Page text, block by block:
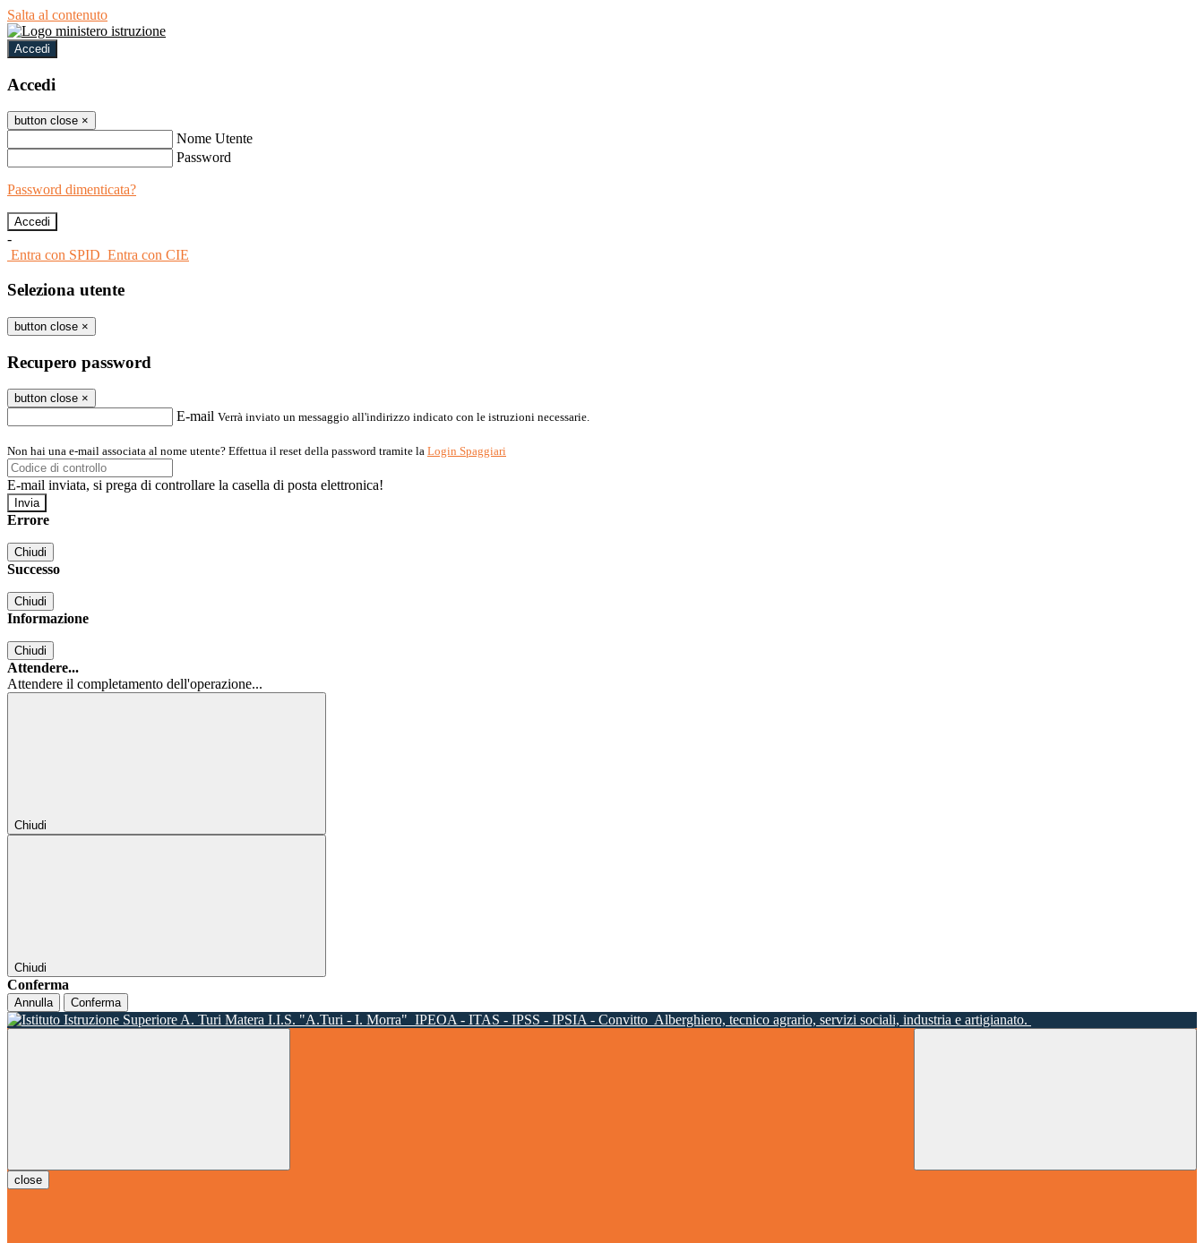
Salta al contenuto
Accedi
Accedi
button close ×
Nome Utente
Password
Password dimenticata?
-
Entra con SPID Entra con CIE
Seleziona utente
button close ×
Recupero password
button close ×
E-mail Verrà inviato un messaggio all'indirizzo indicato con le istruzioni necessarie.
Non hai una e-mail associata al nome utente? Effettua il reset della password tramite la Login Spaggiari
E-mail inviata, si prega di controllare la casella di posta elettronica!
Errore
Chiudi
Successo
Chiudi
Informazione
Chiudi
Attendere...
Attendere il completamento dell'operazione...
Chiudi
Chiudi
Conferma
Annulla Conferma
I.I.S. "A.Turi - I. Morra" IPEOA - ITAS - IPSS - IPSIA - Convitto Alberghiero, tecnico agrario, servizi sociali, industria e artigianato.
close